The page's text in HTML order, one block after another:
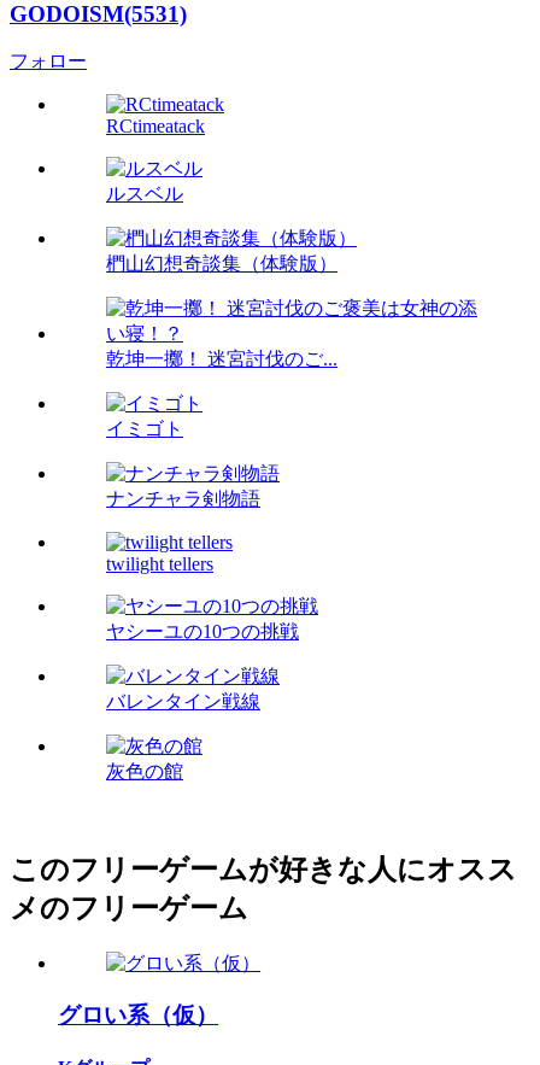
GODOISM(5531)
フォロー
RCtimeatack
ルスベル
椚山幻想奇談集（体験版）
乾坤一擲！ 迷宮討伐のご...
イミゴト
ナンチャラ剣物語
twilight tellers
ヤシーユの10つの挑戦
バレンタイン戦線
灰色の館
このフリーゲームが好きな人にオスス
メのフリーゲーム
グロい系（仮）